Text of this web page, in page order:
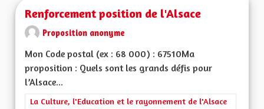
Renforcement position de l'Alsace
Proposition anonyme
Mon Code postal (ex : 68 000) : 67510Ma
proposition : Quels sont les grands défis pour
l’Alsace...
Filtrer les résultats de la catégorie : La Culture, l'Education et
La Culture, l'Education et le rayonnement de l'Alsace